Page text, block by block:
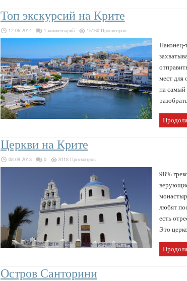
Топ экскурсий на Крите
12.06.2014 1 комментарий 15160 Просмотров
Наконец-
мест для
на
Церкви на Крите
08.08.2013 0 8118 Просмотров
98%
любят
есть
Это
Остров Санторини